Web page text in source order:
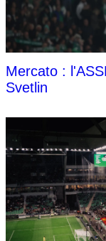
Mercato :
Svetlin